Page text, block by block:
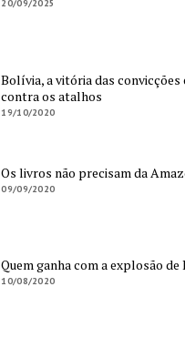
20/09/2025
Bolívia, a vitória das convicções
contra os atalhos
19/10/2020
Os livros não precisam da
09/09/2020
Quem ganha com a explosão de
10/08/2020